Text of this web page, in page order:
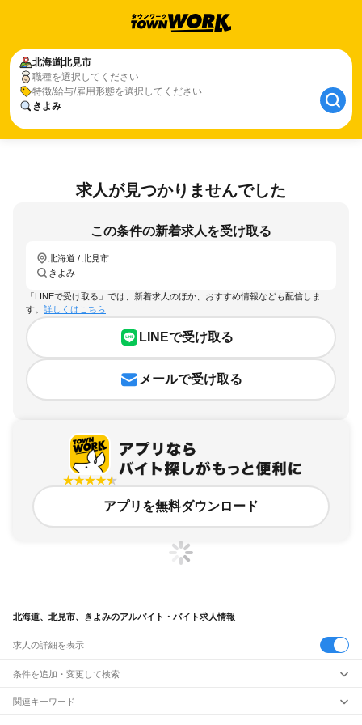
北海道北見市
職種を選択してください
特徴/給与/雇用形態を選択してください
きよみ
求人が見つかりませんでした
この条件の新着求人を受け取る
北海道 / 北見市
きよみ
「LINEで受け取る」では、新着求人のほか、おすすめ情報なども配信しま
す。 詳しくはこちら
LINEで受け取る
メールで受け取る
アプリを無料ダウンロード
北海道、北見市、きよみのアルバイト・バイト求人情報
求人の詳細を表示
条件を追加・変更して検索
市区町村を追加・変更
関連キーワード